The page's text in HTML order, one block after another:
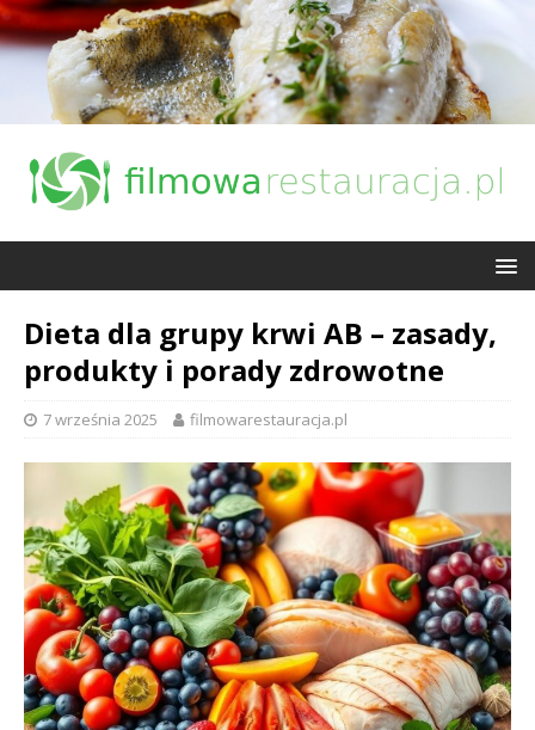
Dieta dla grupy krwi AB – zasady,
produkty i porady zdrowotne
7 września 2025 filmowarestauracja.pl